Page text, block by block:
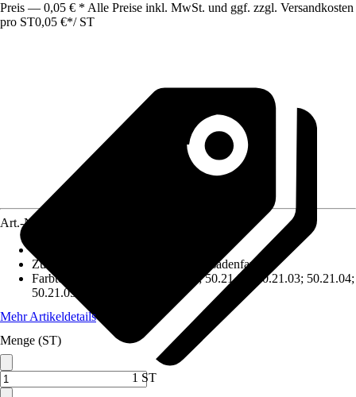
Preis — 0,05 € * Alle Preise inkl. MwSt. und ggf. zzgl. Versandkosten
pro ST0,05 €*/ ST
Art.-Nr.
Zur Auswahl von
Wandfarben, Fassadenfarben
Farbtoncode Hornbach
50.21.01; 50.21.02; 50.21.03; 50.21.04;
50.21.05; 50.21.06; 50.21.07
Mehr Artikeldetails
Menge (ST)
1 ST